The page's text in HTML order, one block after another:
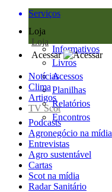
Serviços
Loja
Loja
Informativos
Livros
Acessos
Planilhas
Relatórios
Encontros
Acessar
Notícias
Clima
Artigos
TV Scot
Podcasts
Agronegócio na mídia
Entrevistas
Agro sustentável
Cartas
Scot na mídia
Radar Sanitário